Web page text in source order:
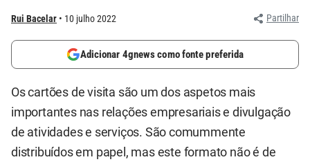
Rui Bacelar 10 julho 2022 Partilhar
Adicionar 4gnews como fonte preferida
Os cartões de visita são um dos aspetos mais
importantes nas relações empresariais e divulgação
de atividades e serviços. São comummente
distribuídos em papel, mas este formato não é de